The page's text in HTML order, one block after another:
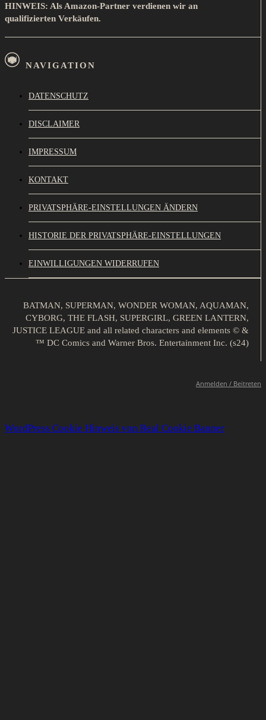
HINWEIS: Als Amazon-Partner verdienen wir an
qualifizierten Verkäufen.
NAVIGATION
DATENSCHUTZ
DISCLAIMER
IMPRESSUM
KONTAKT
PRIVATSPHÄRE-EINSTELLUNGEN ÄNDERN
HISTORIE DER PRIVATSPHÄRE-EINSTELLUNGEN
EINWILLIGUNGEN WIDERRUFEN
BATMAN, SUPERMAN, WONDER WOMAN, AQUAMAN,
CYBORG, THE FLASH, SUPERGIRL, GREEN LANTERN,
JUSTICE LEAGUE and all related characters and elements © &
™ DC Comics and Warner Bros. Entertainment Inc. (s24)
Anmelden / Beitreten
WordPress Cookie Hinweis von Real Cookie Banner